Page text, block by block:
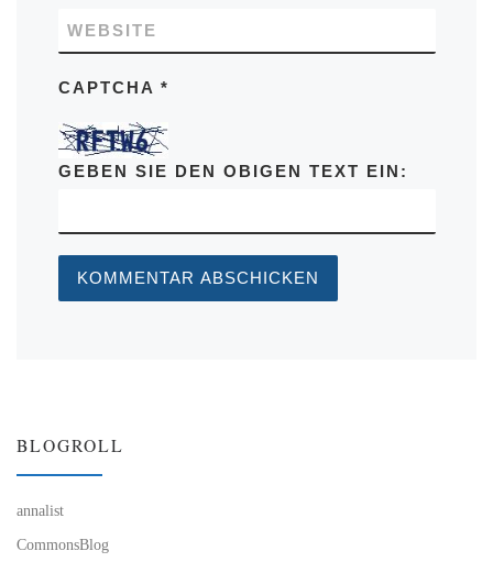
WEBSITE
CAPTCHA *
GEBEN SIE DEN OBIGEN TEXT EIN:
BLOGROLL
annalist
CommonsBlog